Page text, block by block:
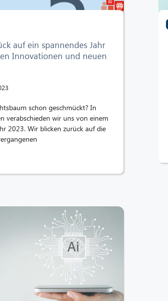
auf ein spannendes Jahr
Innovationen und neuen
schon geschmückt? In
verabschieden wir uns von einem
2023. Wir blicken zurück auf die